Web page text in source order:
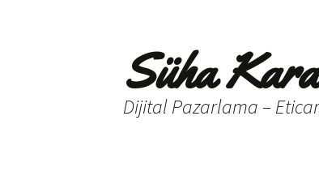
Süha
Dijital Pazarlama –